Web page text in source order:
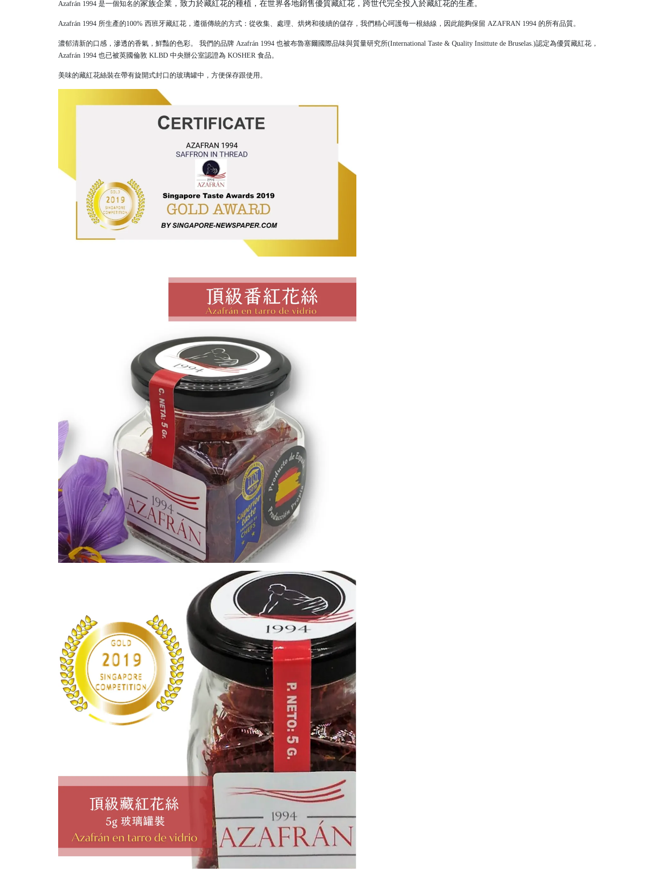
Azafrán 1994 是一個知名的家族企業，致力於藏紅花的種植，在世界各地銷售優質藏紅花，跨世代完全投入於藏紅花的生產。
Azafrán 1994 所生產的100% 西班牙藏紅花，遵循傳統的方式：從收集、處理、烘烤和後續的儲存，我們精心呵護每一根絲線，因此能夠保留 AZAFRAN 1994 的所有品質。
濃郁清新的口感，滲透的香氣，鮮豔的色彩。 我們的品牌 Azafrán 1994 也被布魯塞爾國際品味與質量研究所(International Taste & Quality Insittute de Bruselas.)認定為優質藏紅花，
Azafrán 1994 也已被英國倫敦 KLBD 中央辦公室認證為 KOSHER 食品。
美味的藏紅花絲裝在帶有旋開式封口的玻璃罐中，方便保存跟使用。